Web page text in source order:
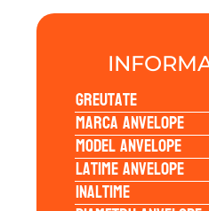
88T
Greutate
Marca anvelope
Model anvelope
Latime anvelope
Inaltime